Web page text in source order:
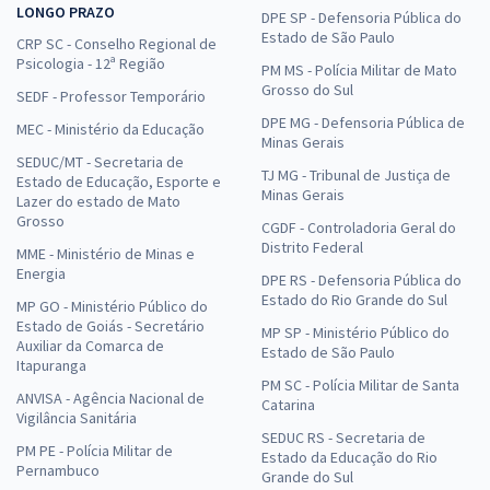
LONGO PRAZO
CRP SC - Conselho Regional de
Psicologia - 12ª Região
SEDF - Professor Temporário
MEC - Ministério da Educação
SEDUC/MT - Secretaria de
Estado de Educação, Esporte e
Lazer do estado de Mato
Grosso
MME - Ministério de Minas e
Energia
MP GO - Ministério Público do
Estado de Goiás - Secretário
Auxiliar da Comarca de
Itapuranga
ANVISA - Agência Nacional de
Vigilância Sanitária
PM PE - Polícia Militar de
Pernambuco
DPE SP - Defensoria Pública do
Estado de São Paulo
PM MS - Polícia Militar de Mato
Grosso do Sul
DPE MG - Defensoria Pública de
Minas Gerais
TJ MG - Tribunal de Justiça de
Minas Gerais
CGDF - Controladoria Geral do
Distrito Federal
DPE RS - Defensoria Pública do
Estado do Rio Grande do Sul
MP SP - Ministério Público do
Estado de São Paulo
PM SC - Polícia Militar de Santa
Catarina
SEDUC RS - Secretaria de
Estado da Educação do Rio
Grande do Sul